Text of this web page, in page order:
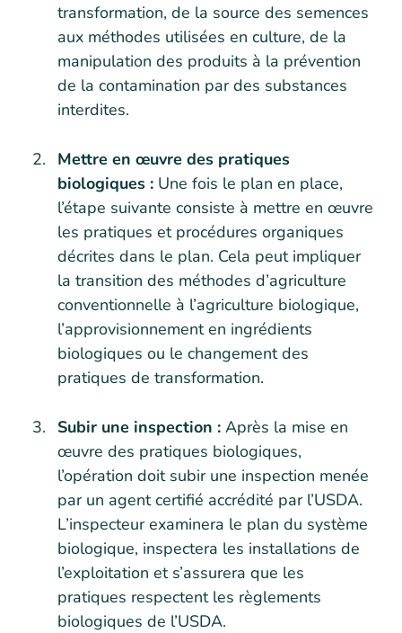
transformation, de la source des semences
aux méthodes utilisées en culture, de la
manipulation des produits à la prévention
de la contamination par des substances
interdites.
Mettre en œuvre des pratiques
biologiques : Une fois le plan en place,
l’étape suivante consiste à mettre en œuvre
les pratiques et procédures organiques
décrites dans le plan. Cela peut impliquer
la transition des méthodes d’agriculture
conventionnelle à l’agriculture biologique,
l’approvisionnement en ingrédients
biologiques ou le changement des
pratiques de transformation.
Subir une inspection : Après la mise en
œuvre des pratiques biologiques,
l’opération doit subir une inspection menée
par un agent certifié accrédité par l’USDA.
L’inspecteur examinera le plan du système
biologique, inspectera les installations de
l’exploitation et s’assurera que les
pratiques respectent les règlements
biologiques de l’USDA.